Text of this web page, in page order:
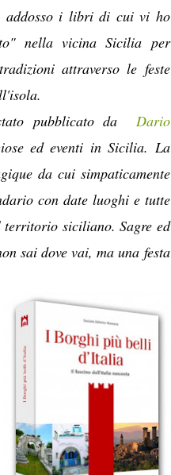
addosso i libri di cui vi ho
nella vicina Sicilia per
attraverso le feste
pubblicato da Dario
ed eventi in Sicilia. La
da cui simpaticamente
con date luoghi e tutte
territorio siciliano. Sagre ed
sai dove vai, ma una festa